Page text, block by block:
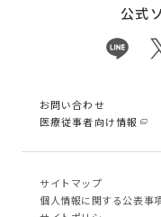
公式
お問い合わせ
医療従事者向け情報
サイトマップ
個⼈情報に関する公表事